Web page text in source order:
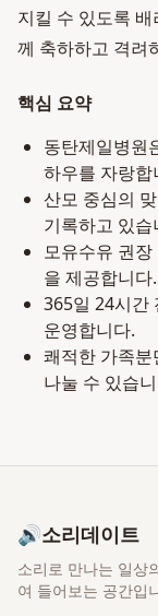
지킬 수 있도록
께 축하하고 격려
핵심 요약
동탄제일병원
하우를 자랑합
산모 중심의
기록하고 있습
모유수유 권
을 제공합니다.
365일 24시간
운영합니다.
쾌적한 가족
나눌 수 있습
🔊소리데이트
소리로 만나는 일상
여 들어보는 공간입